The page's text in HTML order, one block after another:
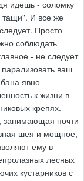
идешь - соломку
тащи". И все же
Просто
соблюдать
- не следует
парализовать ваш
явно
к жизни в
крепях.
занимающая почти
шея и мощное,
ему в
лесных
кустарников с